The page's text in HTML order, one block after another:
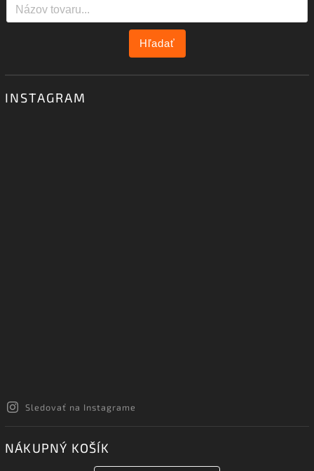
Hľadať
INSTAGRAM
Sledovať na Instagrame
NÁKUPNÝ KOŠÍK